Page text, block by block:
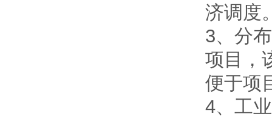
济调度
3、分
项目，
便于项
4、工